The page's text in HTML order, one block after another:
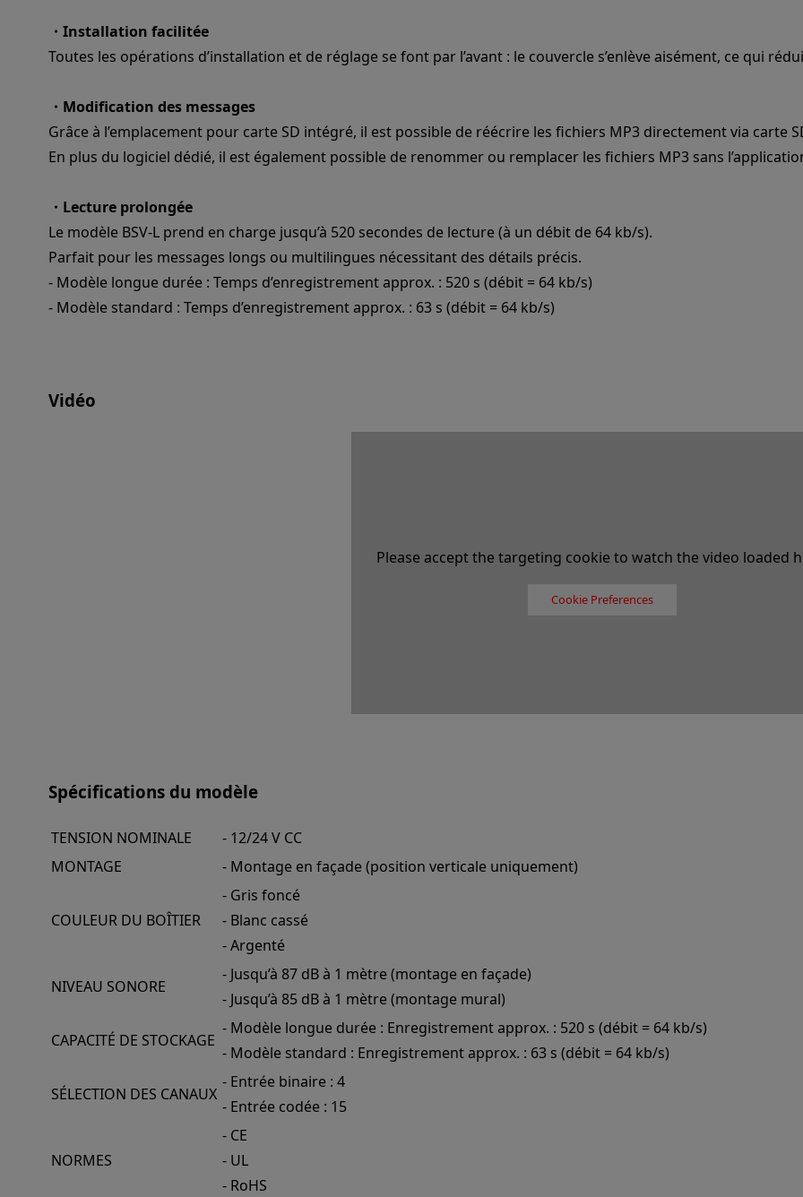
・Installation facilitée
Toutes les opérations d’installation et de réglage se font par l’avant : le couvercle s’enlève aisément, ce qui
・Modification des messages
Grâce à l’emplacement pour carte SD intégré, il est possible de réécrire les fichiers MP3 directement via carte
En plus du logiciel dédié, il est également possible de renommer ou remplacer les fichiers MP3 sans
・Lecture prolongée
Le modèle BSV-L prend en charge jusqu’à 520 secondes de lecture (à un débit de 64 kb/s).
Parfait pour les messages longs ou multilingues nécessitant des détails précis.
- Modèle longue durée : Temps d’enregistrement approx. : 520 s (débit = 64 kb/s)
- Modèle standard : Temps d’enregistrement approx. : 63 s (débit = 64 kb/s)
Vidéo
Please accept the targeting cookie to watch the video loaded
Cookie Preferences
Spécifications du modèle
TENSION NOMINALE
- 12/24 V CC
MONTAGE
- Montage en façade (position verticale uniquement)
COULEUR DU BOÎTIER
- Gris foncé
- Blanc cassé
- Argenté
NIVEAU SONORE
- Jusqu’à 87 dB à 1 mètre (montage en façade)
- Jusqu’à 85 dB à 1 mètre (montage mural)
CAPACITÉ DE STOCKAGE
- Modèle longue durée : Enregistrement approx. : 520 s (débit = 64 kb/s)
- Modèle standard : Enregistrement approx. : 63 s (débit = 64 kb/s)
SÉLECTION DES CANAUX
- Entrée binaire : 4
- Entrée codée : 15
NORMES
- CE
- UL
- RoHS